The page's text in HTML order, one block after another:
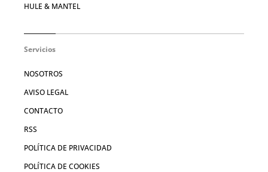
HULE & MANTEL
Servicios
NOSOTROS
AVISO LEGAL
CONTACTO
RSS
POLÍTICA DE PRIVACIDAD
POLÍTICA DE COOKIES